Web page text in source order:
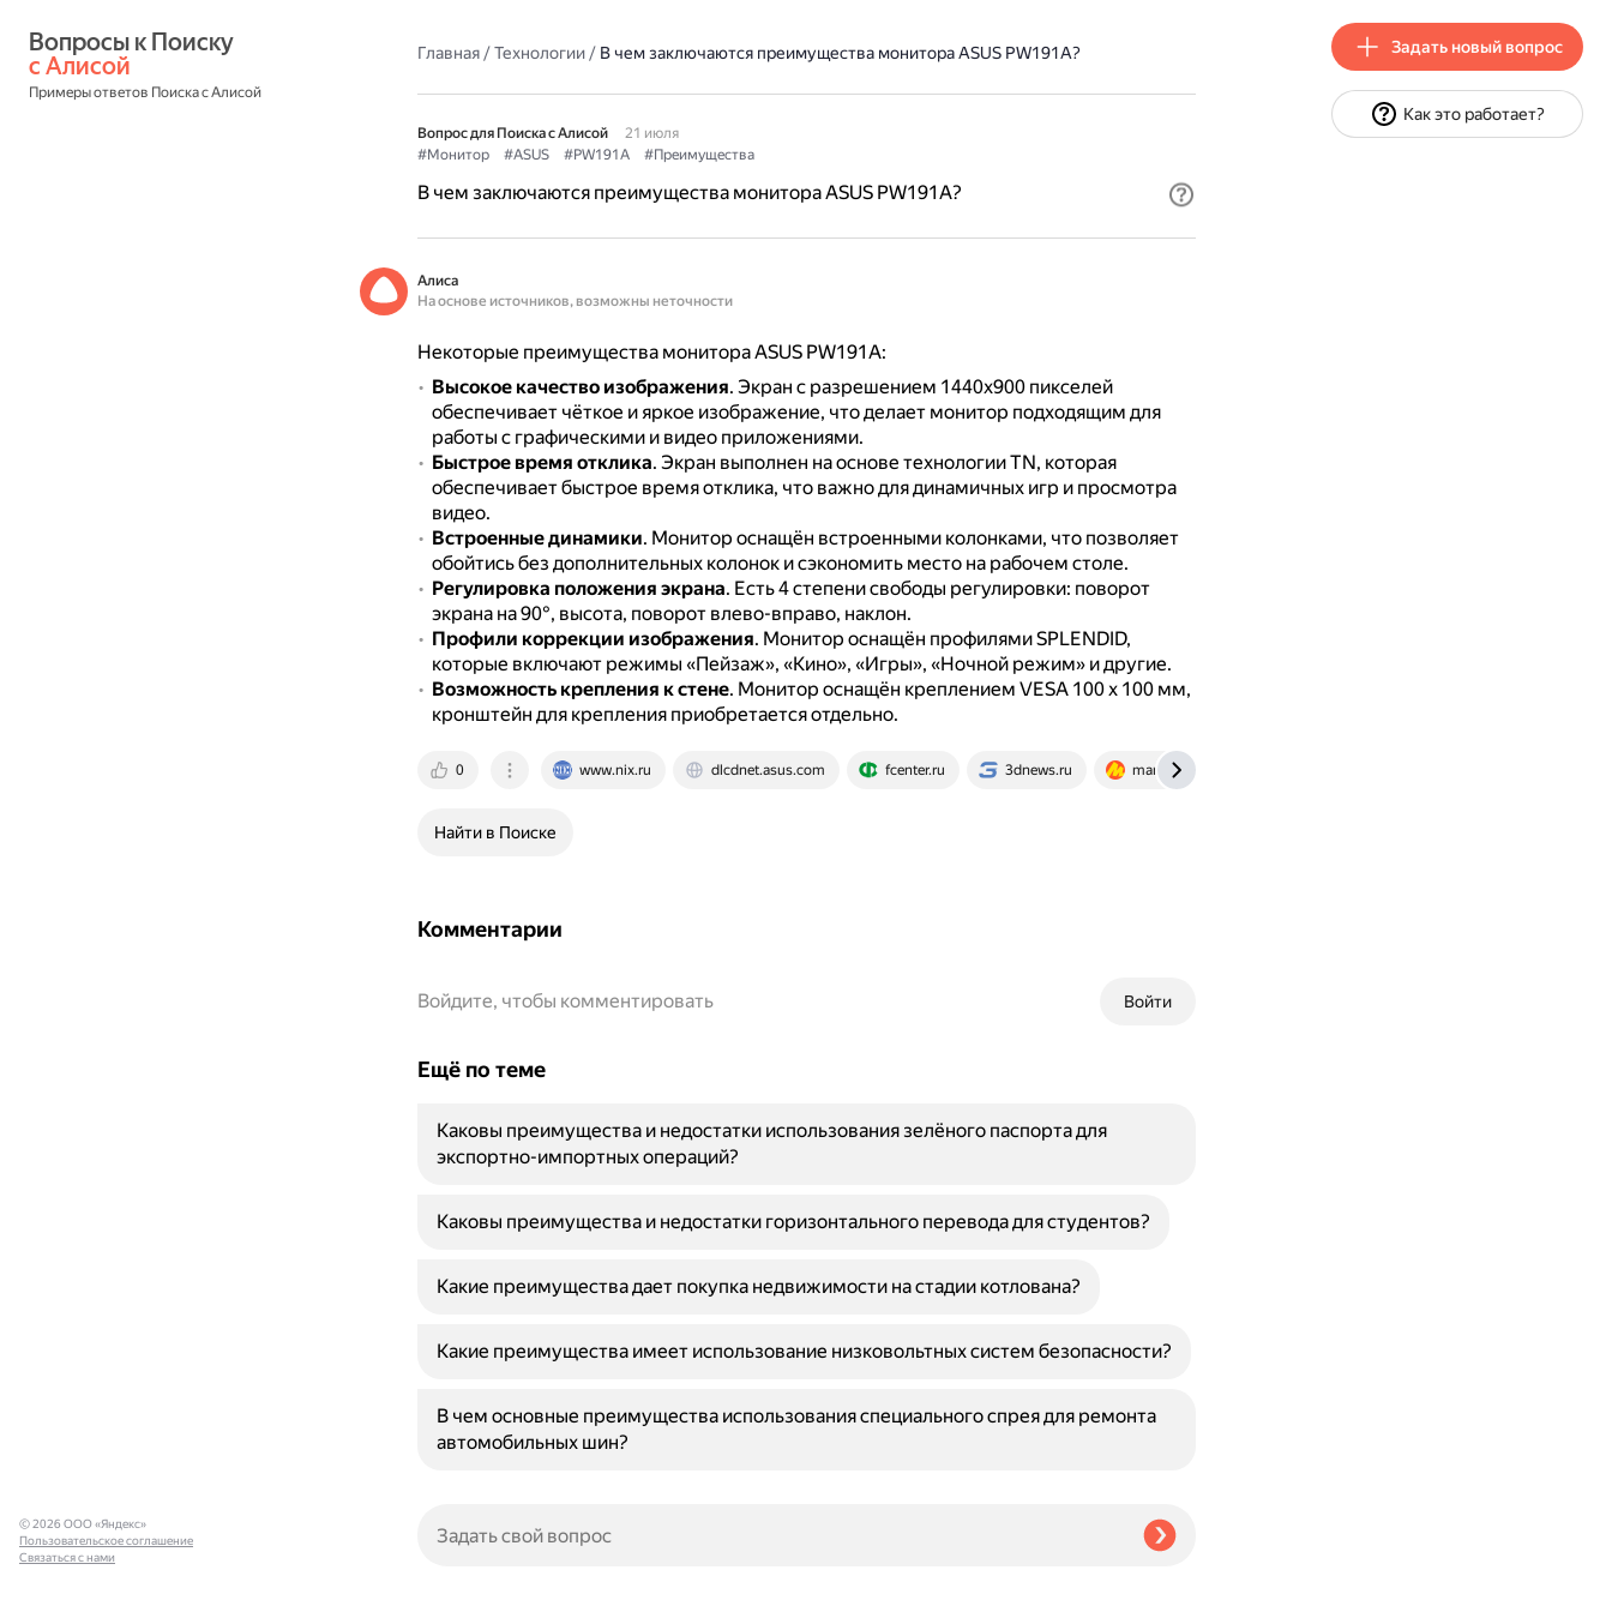
с Алисой
Примеры ответов Поиска с Алисой
Главная/Технологии/ В чем заключаются преимущества монитора ASUS PW191A?
Вопрос для Поиска с Алисой
21 июля
#Монитор
#ASUS #PW191A #Преимущества
В чем заключаются преимущества монитора ASUS PW191A?
Алиса
На основе источников, возможны неточности
Некоторые преимущества монитора ASUS PW191A:
Высокое качество изображения. Экран с разрешением 1440x900 пикселей
обеспечивает чёткое и яркое изображение, что делает монитор подходящим для
работы с графическими и видео приложениями.
Быстрое время отклика. Экран выполнен на основе технологии TN, которая
обеспечивает быстрое время отклика, что важно для динамичных игр и просмотра
видео.
Встроенные динамики. Монитор оснащён встроенными колонками, что позволяет
обойтись без дополнительных колонок и сэкономить место на рабочем столе.
Регулировка положения экрана. Есть 4 степени свободы регулировки: поворот
экрана на 90°, высота, поворот влево-вправо, наклон.
Профили коррекции изображения. Монитор оснащён профилями SPLENDID,
которые включают режимы «Пейзаж», «Кино», «Игры», «Ночной режим» и другие.
Возможность крепления к стене. Монитор оснащён креплением VESA 100 x 100 мм,
кронштейн для крепления приобретается отдельно.
0 www.nix.ru dlcdnet.asus.com fcenter.ru 3dnews.ru market.yandex.ru
Найти в Поиске
Комментарии
Войти
Войдите, чтобы комментировать
Ещё по теме
Каковы преимущества и недостатки использования зелёного паспорта для
экспортно-импортных операций?
Каковы преимущества и недостатки горизонтального перевода для студентов?
Какие преимущества дает покупка недвижимости на стадии котлована?
Какие преимущества имеет использование низковольтных систем безопасности?
В чем основные преимущества использования специального спрея для ремонта
автомобильных шин?
© 2026 ООО «Яндекс»
Пользовательское соглашение
Связаться с нами
Задать новый вопрос
Как это работает?